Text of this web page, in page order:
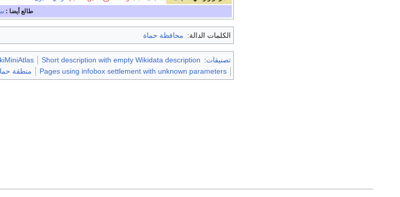
طالع أيضا :
الكلمات الدالة: محافظة حماة
تصنيفات:
Short description with empty Wikidata description
Pages using infobox settlement with unknown parameters
منطقة